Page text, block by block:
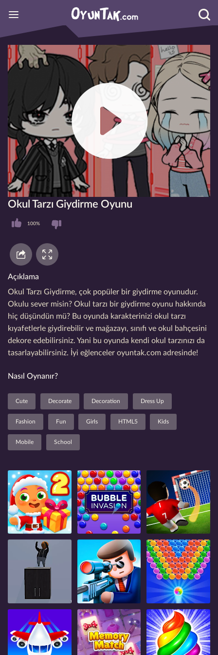
Okul Tarzı Giydirme Oyunu
100%
Açıklama
Okul Tarzı Giydirme, çok popüler bir giydirme oyunudur.
Okulu sever misin? Okul tarzı bir giydirme oyunu hakkında
hiç düşündün mü? Bu oyunda karakterinizi okul tarzı
kıyafetlerle giydirebilir ve mağazayı, sınıfı ve okul bahçesini
dekore edebilirsiniz. Yani bu oyunda kendi okul tarzınızı da
tasarlayabilirsiniz. İyi eğlenceler oyuntak.com adresinde!
Nasıl Oynanır?
Cute Decorate Decoration Dress Up
Fashion Fun Girls HTML5 Kids
Mobile School